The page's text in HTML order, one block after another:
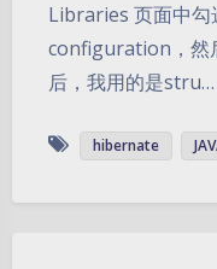
Libraries 页面中
configuration，然
后，我用的是stru…
hibernate